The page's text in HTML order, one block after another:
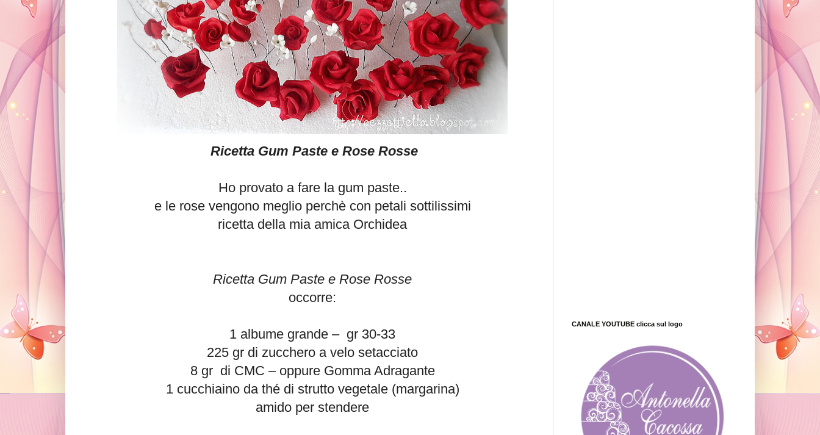
Ricetta Gum Paste e Rose Rosse
Ho provato a fare la gum paste..
e le rose vengono meglio perchè con petali sottilissimi
ricetta della mia amica Orchidea
Ricetta Gum Paste e Rose Rosse
occorre:
1 albume grande – gr 30-33
225 gr di zucchero a velo setacciato
8 gr di CMC – oppure Gomma Adragante
1 cucchiaino da thé di strutto vegetale (margarina)
amido per stendere
CANALE YOUTUBE clicca sul logo